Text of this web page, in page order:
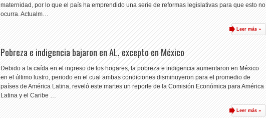
maternidad, por lo que el país ha emprendido una serie de reformas legislativas para que esto no
ocurra. Actualm…
Leer más »
Pobreza e indigencia bajaron en AL, excepto en México
Debido a la caída en el ingreso de los hogares, la pobreza e indigencia aumentaron en México
en el último lustro, periodo en el cual ambas condiciones disminuyeron para el promedio de
países de América Latina, reveló este martes un reporte de la Comisión Económica para América
Latina y el Caribe …
Leer más »